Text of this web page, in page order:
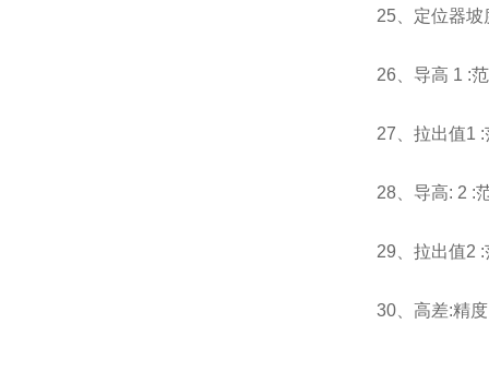
25、定位器坡
26、导高 1 :
27、拉出值1 :
28、导高: 2 :
29、拉出值2 :
30、高差:精